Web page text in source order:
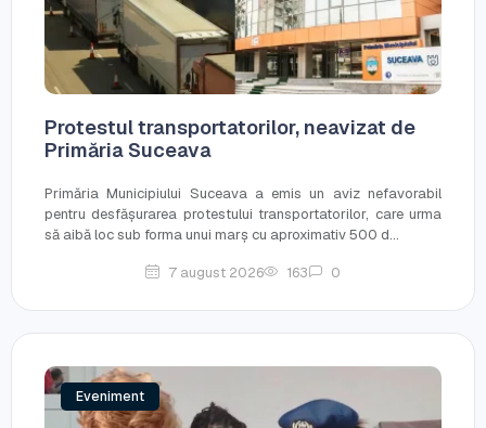
Protestul transportatorilor, neavizat de
Primăria Suceava
Primăria Municipiului Suceava a emis un aviz nefavorabil
pentru desfășurarea protestului transportatorilor, care urma
să aibă loc sub forma unui marș cu aproximativ 500 d...
7 august 2026 163 0
Eveniment